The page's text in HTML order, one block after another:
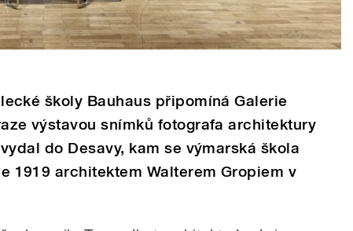
školy Bauhaus připomíná Galerie
výstavou snímků fotografa architektury
do Desavy, kam se výmarská škola
1919 architektem Walterem Gropiem v